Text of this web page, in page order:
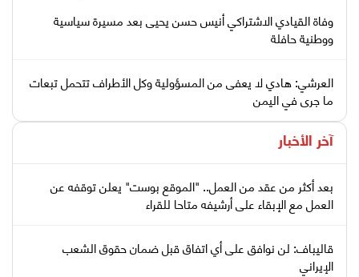
وفاة القيادي الاشتراكي أنيس حسن يحيى بعد مسيرة سياسية
ووطنية حافلة
العرشي: هادي لا يعفى من المسؤولية وكل الأطراف تتحمل تبعات
ما جرى في اليمن
آخر الأخبار
بعد أكثر من عقد من العمل.. "الموقع بوست" يعلن توقفه عن
العمل مع الإبقاء على أرشيفه متاحا للقراء
قاليباف: لن نوافق على أي اتفاق قبل ضمان حقوق الشعب
الإيراني